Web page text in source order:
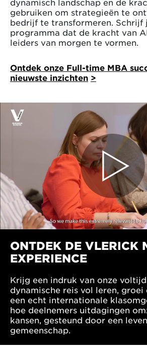
gebruiken om strategieën te
bedrijf te transformeren. Schrijf
programma dat de kracht van
leiders van morgen te vormen.
Ontdek onze Full-time MBA
nieuwste inzichten >
ONTDEK DE VLERICK
EXPERIENCE
Krijg een indruk van onze
dynamische reis vol leren,
een echt internationale
hoe deelnemers uitdagingen
kansen, gesteund door een
gemeenschap.